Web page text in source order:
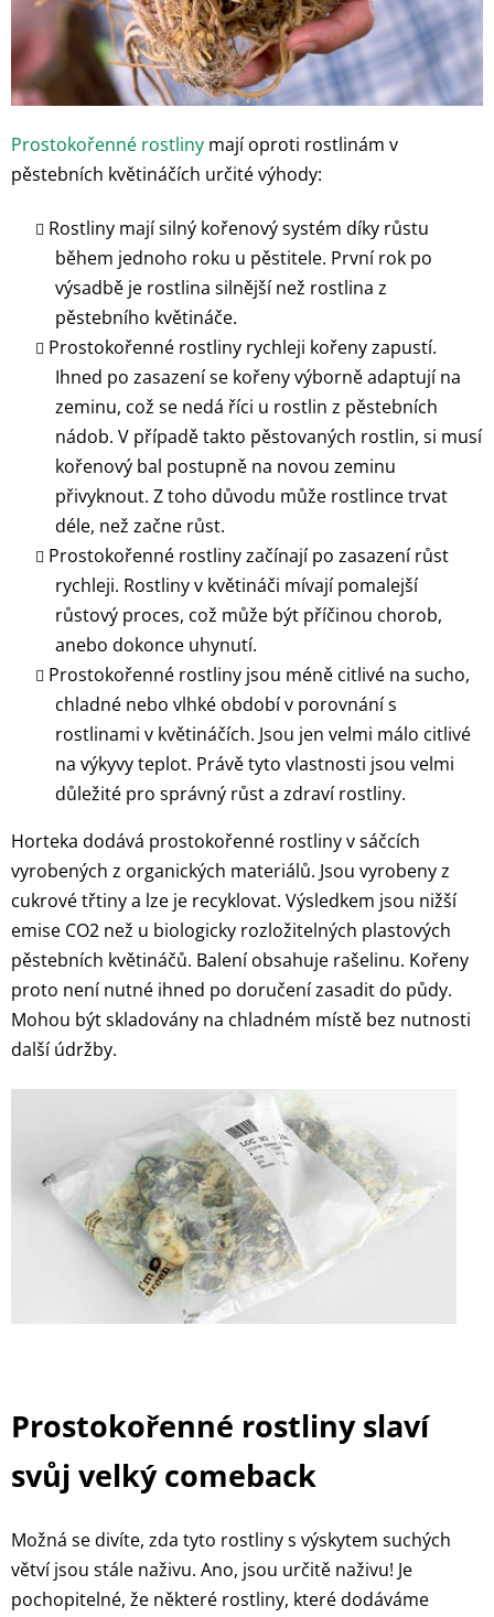
Prostokořenné rostliny mají oproti rostlinám v
pěstebních květináčích určité výhody:
Rostliny mají silný kořenový systém díky růstu
během jednoho roku u pěstitele. První rok po
výsadbě je rostlina silnější než rostlina z
pěstebního květináče.
Prostokořenné rostliny rychleji kořeny zapustí.
Ihned po zasazení se kořeny výborně adaptují na
zeminu, což se nedá říci u rostlin z pěstebních
nádob. V případě takto pěstovaných rostlin, si musí
kořenový bal postupně na novou zeminu
přivyknout. Z toho důvodu může rostlince trvat
déle, než začne růst.
Prostokořenné rostliny začínají po zasazení růst
rychleji. Rostliny v květináči mívají pomalejší
růstový proces, což může být příčinou chorob,
anebo dokonce uhynutí.
Prostokořenné rostliny jsou méně citlivé na sucho,
chladné nebo vlhké období v porovnání s
rostlinami v květináčích. Jsou jen velmi málo citlivé
na výkyvy teplot. Právě tyto vlastnosti jsou velmi
důležité pro správný růst a zdraví rostliny.
Horteka dodává prostokořenné rostliny v sáčcích
vyrobených z organických materiálů. Jsou vyrobeny z
cukrové třtiny a lze je recyklovat. Výsledkem jsou nižší
emise CO2 než u biologicky rozložitelných plastových
pěstebních květináčů. Balení obsahuje rašelinu. Kořeny
proto není nutné ihned po doručení zasadit do půdy.
Mohou být skladovány na chladném místě bez nutnosti
další údržby.
Prostokořenné rostliny slaví
svůj velký comeback
Možná se divíte, zda tyto rostliny s výskytem suchých
větví jsou stále naživu. Ano, jsou určitě naživu! Je
pochopitelné, že některé rostliny, které dodáváme